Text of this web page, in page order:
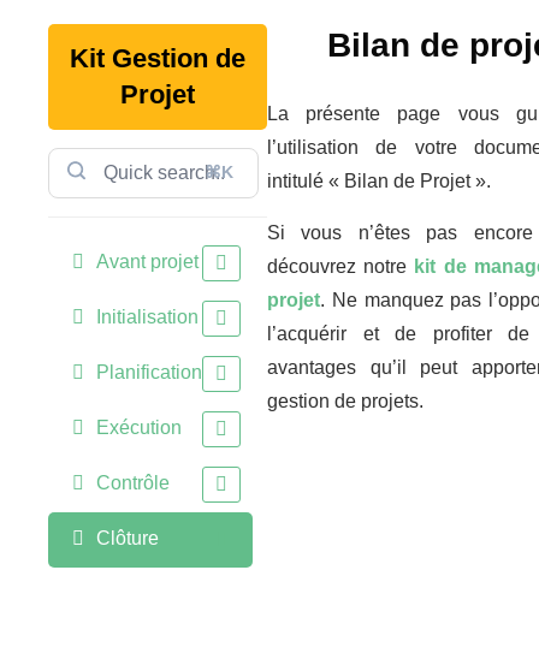
Kit Gestion de
Projet
⌘K
Avant projet
Initialisation
Planification
Exécution
Contrôle
Clôture
Bilan de
La présente page vous
l’utilisation de votre
intitulé « Bilan de Projet ».
Si vous n’êtes pas encore
découvrez notre kit de
projet. Ne manquez pas
l’acquérir et de profiter
avantages qu’il peut
gestion de projets.